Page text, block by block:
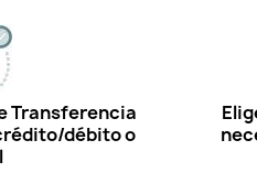
Transferencia
débito o